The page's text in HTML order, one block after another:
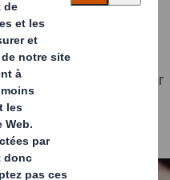
standard et faciles à
des présentoirs en
la nature du plastique
signifie qu’à la fin de leur
de manière